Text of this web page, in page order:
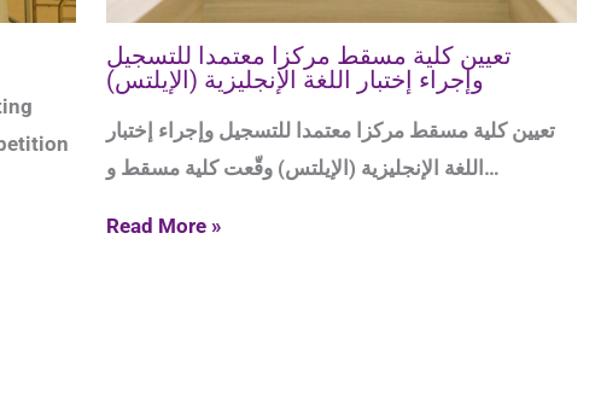
تعيين كلية مسقط مركزا معتمدا للتسجيل
وإجراء إختبار اللغة الإنجليزية (الإيلتس)
تعيين كلية مسقط مركزا معتمدا للتسجيل وإجراء إختبار
اللغة الإنجليزية (الإيلتس) وقّعت كلية مسقط و…
Read More »